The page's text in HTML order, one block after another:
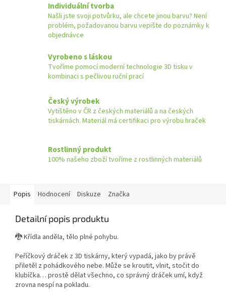
Individuální tvorba
Našli jste svoji potvůrku, ale chcete jinou barvu? Není
problém, požadovanou barvu vepište do poznámky k
objednávce
Vyrobeno s láskou
Tvoříme pomocí moderní technologie 3D tisku v
kombinaci s pečlivou ruční prací
Český výrobek
Vytištěno v ČR z českých materiálů a na českých
tiskárnách. Materiál má certifikaci pro výrobu hraček
Rostlinný produkt
100% našeho zboží tvoříme z rostlinných materiálů
Popis Hodnocení Diskuze Značka
Detailní popis produktu
🐉 Křídla anděla, tělo plné pohybu.
Peříčkový dráček z 3D tiskárny, který vypadá, jako by právě
přiletěl z pohádkového nebe. Může se kroutit, vlnit, stočit do
klubíčka… prostě dělat všechno, co správný dráček umí, když
zrovna nespí na pokladu.